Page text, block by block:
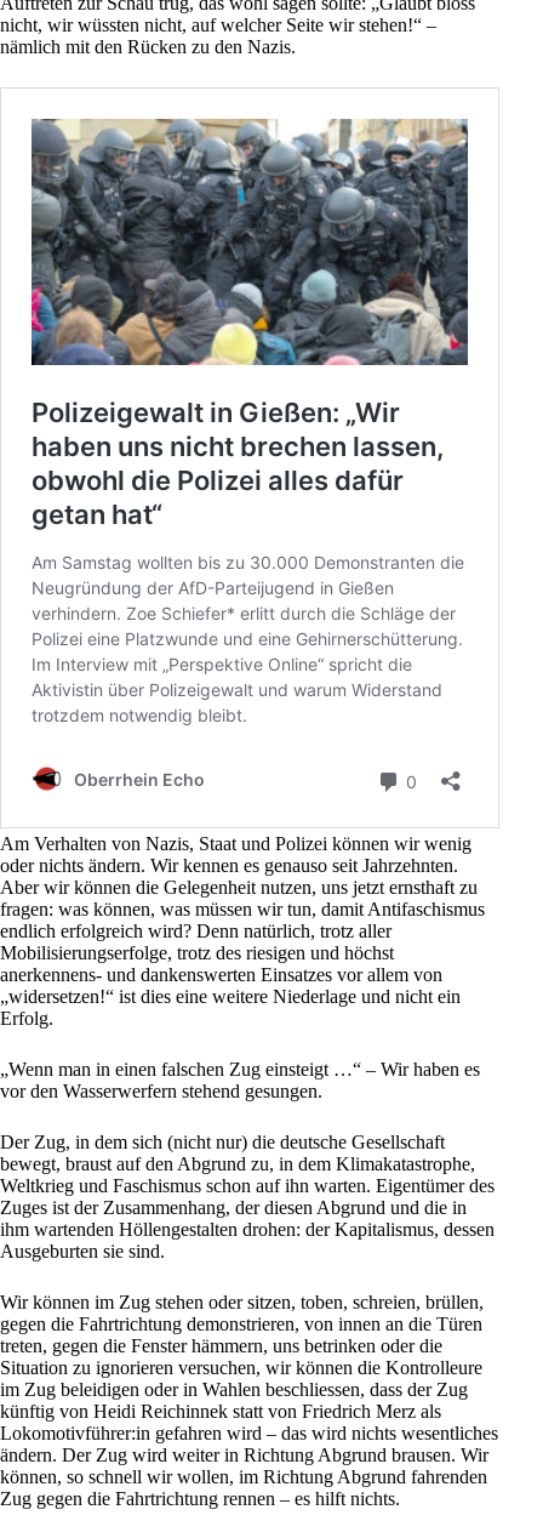
nicht, wir wüssten nicht, auf welcher Seite wir stehen!“ –
nämlich mit den Rücken zu den Nazis.
Am Verhalten von Nazis, Staat und Polizei können wir wenig
oder nichts ändern. Wir kennen es genauso seit Jahrzehnten.
Aber wir können die Gelegenheit nutzen, uns jetzt ernsthaft zu
fragen: was können, was müssen wir tun, damit Antifaschismus
endlich erfolgreich wird? Denn natürlich, trotz aller
Mobilisierungserfolge, trotz des riesigen und höchst
anerkennens- und dankenswerten Einsatzes vor allem von
„widersetzen!“ ist dies eine weitere Niederlage und nicht ein
Erfolg.
„Wenn man in einen falschen Zug einsteigt …“ – Wir haben es
vor den Wasserwerfern stehend gesungen.
Der Zug, in dem sich (nicht nur) die deutsche Gesellschaft
bewegt, braust auf den Abgrund zu, in dem Klimakatastrophe,
Weltkrieg und Faschismus schon auf ihn warten. Eigentümer des
Zuges ist der Zusammenhang, der diesen Abgrund und die in
ihm wartenden Höllengestalten drohen: der Kapitalismus, dessen
Ausgeburten sie sind.
Wir können im Zug stehen oder sitzen, toben, schreien, brüllen,
gegen die Fahrtrichtung demonstrieren, von innen an die Türen
treten, gegen die Fenster hämmern, uns betrinken oder die
Situation zu ignorieren versuchen, wir können die Kontrolleure
im Zug beleidigen oder in Wahlen beschliessen, dass der Zug
künftig von Heidi Reichinnek statt von Friedrich Merz als
Lokomotivführer:in gefahren wird – das wird nichts wesentliches
ändern. Der Zug wird weiter in Richtung Abgrund brausen. Wir
können, so schnell wir wollen, im Richtung Abgrund fahrenden
Zug gegen die Fahrtrichtung rennen – es hilft nichts.